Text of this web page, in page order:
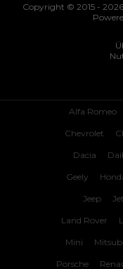
Copyright © 2015 -
Alfa Romeo
Chevrolet
Dacia
Geely
Jeep
Land Rover
Mini
Porsche